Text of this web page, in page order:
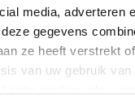
media, adverteren
gegevens
ze heeft verstrekt
van uw gebruik